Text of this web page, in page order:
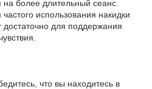
более длительный сеанс.
использования накидки
для поддержания
что вы находитесь в